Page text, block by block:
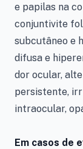
e papilas na
conjuntivite
subcutâneo e
difusa e
dor ocular,
persistente,
intraocular,
Em casos de